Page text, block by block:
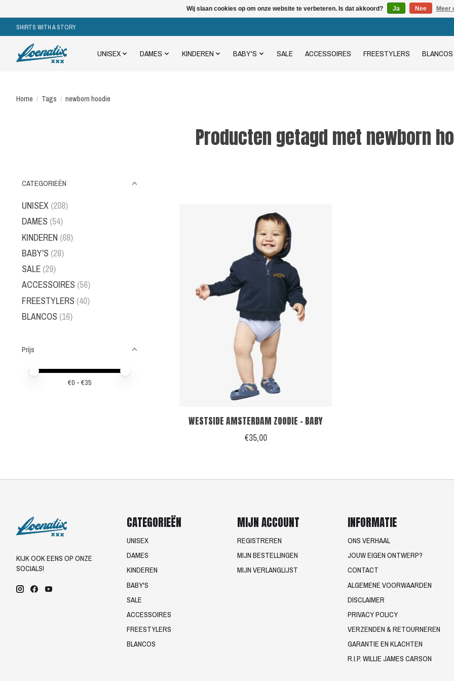
SHIRTS WITH A STORY
UNISEX DAMES KINDEREN BABY'S SALE ACCESSOIRES FREESTYLERS BLANCOS
Home / Tags / newborn hoodie
Producten getagd met newborn
CATEGORIEËN
UNISEX (208)
DAMES (54)
KINDEREN (68)
BABY'S (28)
SALE (29)
ACCESSOIRES (56)
FREESTYLERS (40)
BLANCOS (16)
Prijs
Minimale prijswaarde
Price maximum value
€0 - €35
WESTSIDE AMSTERDAM ZOODIE - BABY
€35,00
KIJK OOK EENS OP ONZE
SOCIALS!
CATEGORIEËN
UNISEX
DAMES
KINDEREN
BABY'S
SALE
ACCESSOIRES
FREESTYLERS
BLANCOS
MIJN ACCOUNT
REGISTREREN
MIJN BESTELLINGEN
MIJN VERLANGLIJST
INFORMATIE
ONS VERHAAL
JOUW EIGEN ONTWERP?
CONTACT
ALGEMENE VOORWAARDEN
DISCLAIMER
PRIVACY POLICY
VERZENDEN & RETOURNEREN
GARANTIE EN KLACHTEN
R.I.P. WILLIE JAMES CARSON
Wij slaan cookies op om onze website te verbeteren. Is dat akkoord? Ja Nee Meer